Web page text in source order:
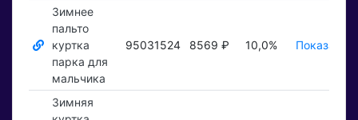
Зимнее
пальто
куртка
парка для
мальчика
95031524 8569 ₽ 10,0% Показать ₽
Зимняя